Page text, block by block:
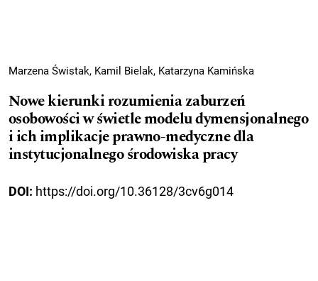
Marzena Świstak, Kamil Bielak, Katarzyna Kamińska
Nowe kierunki rozumienia zaburzeń
osobowości w świetle modelu dymensjonalnego
i ich implikacje prawno-medyczne dla
instytucjonalnego środowiska pracy
DOI: https://doi.org/10.36128/3cv6g014